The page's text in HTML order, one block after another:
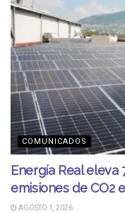
COMUNICADOS
Energía Real eleva
emisiones de CO2
AGOSTO 1, 2026